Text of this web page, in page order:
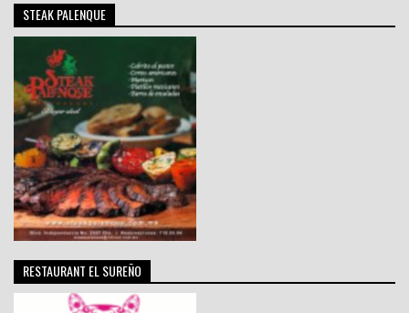
STEAK PALENQUE
RESTAURANT EL SUREÑO